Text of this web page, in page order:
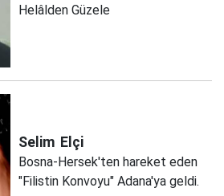
Helâlden Güzele
Selim Elçi
Bosna-Hersek'ten hareket eden
"Filistin Konvoyu" Adana'ya geldi.